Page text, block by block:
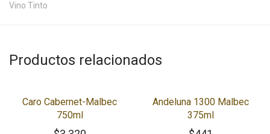
Vino Tinto
Productos relacionados
Caro Cabernet-Malbec
750ml
Andeluna 1300 Malbec
375ml